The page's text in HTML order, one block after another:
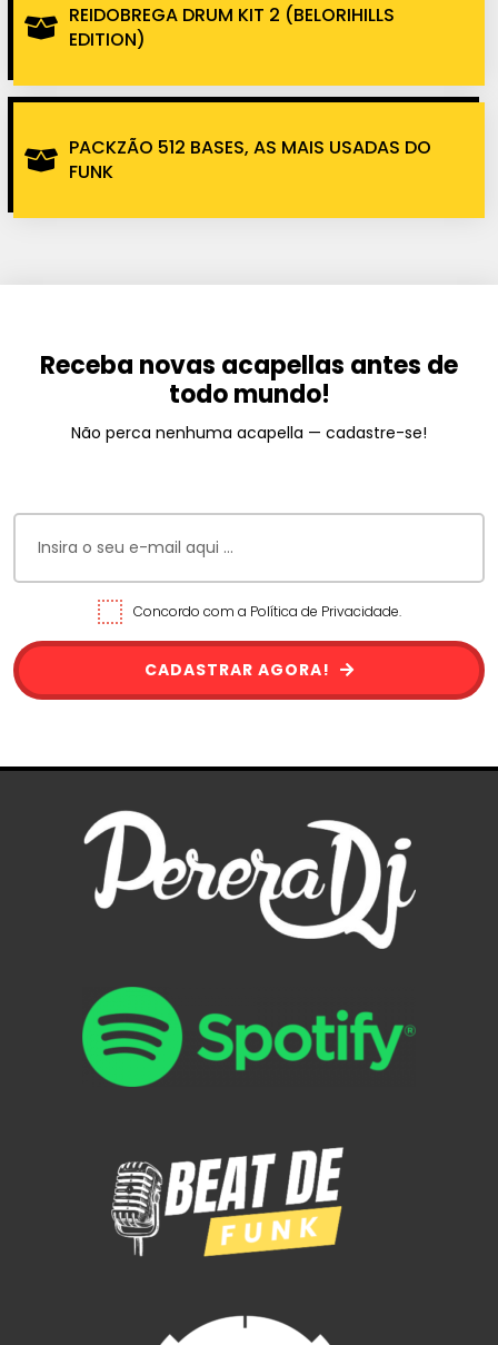
REIDOBREGA DRUM KIT 2 (BELORIHILLS
EDITION)
PACKZÃO 512 BASES, AS MAIS USADAS DO
FUNK
Receba novas acapellas antes de
todo mundo!
Não perca nenhuma acapella — cadastre-se!
Concordo com a Política de Privacidade.
CADASTRAR AGORA!